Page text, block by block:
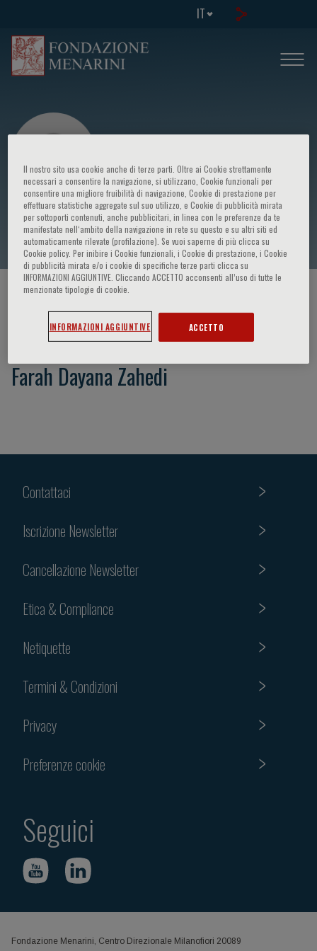
IT
Farah Dayana Zahedi
HOME PAGE / CORSI ED EVENTI
Farah Dayana Zahedi
Contattaci
Iscrizione Newsletter
Cancellazione Newsletter
Etica & Compliance
Netiquette
Termini & Condizioni
Privacy
Preferenze cookie
Seguici
Fondazione Menarini, Centro Direzionale Milanofiori 20089
Il nostro sito usa cookie anche di terze parti. Oltre ai Cookie strettamente
necessari a consentire la navigazione, si utilizzano, Cookie funzionali per
consentire una migliore fruibilità di navigazione, Cookie di prestazione per
effettuare statistiche aggregate sul suo utilizzo, e Cookie di pubblicità mirata
per sottoporti contenuti, anche pubblicitari, in linea con le preferenze da te
manifestate nell‘ambito della navigazione in rete su questo e su altri siti ed
automaticamente rilevate (profilazione). Se vuoi saperne di più clicca su
Cookie policy. Per inibire i Cookie funzionali, i Cookie di prestazione, i Cookie
di pubblicità mirata e/o i cookie di specifiche terze parti clicca su
INFORMAZIONI AGGIUNTIVE. Cliccando ACCETTO acconsenti all’uso di tutte le
menzionate tipologie di cookie.
INFORMAZIONI AGGIUNTIVE ACCETTO